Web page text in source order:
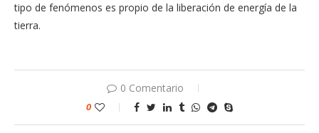
tipo de fenómenos es propio de la liberación de energía de la
tierra.
0 Comentario
0